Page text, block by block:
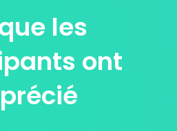
les
ont